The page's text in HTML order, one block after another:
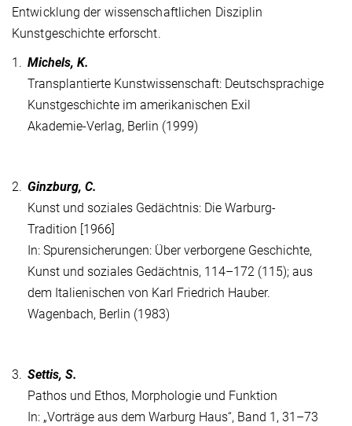
Entwicklung der wissenschaftlichen Disziplin
Kunstgeschichte erforscht.
1. Michels, K.
Transplantierte Kunstwissenschaft: Deutschsprachige
Kunstgeschichte im amerikanischen Exil
Akademie-Verlag, Berlin (1999)
2. Ginzburg, C.
Kunst und soziales Gedächtnis: Die Warburg-
Tradition [1966]
In: Spurensicherungen: Über verborgene Geschichte,
Kunst und soziales Gedächtnis, 114–172 (115); aus
dem Italienischen von Karl Friedrich Hauber.
Wagenbach, Berlin (1983)
3. Settis, S.
Pathos und Ethos, Morphologie und Funktion
In: „Vorträge aus dem Warburg Haus“, Band 1, 31–73